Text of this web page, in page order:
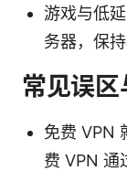
游戏与低
务器，保
常见误区
免费 VPN
费 VPN 通